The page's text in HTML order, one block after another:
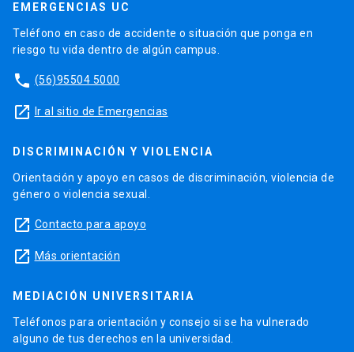
EMERGENCIAS UC
Teléfono en caso de accidente o situación que ponga en
riesgo tu vida dentro de algún campus.
phone (56)95504 5000
launch Ir al sitio de Emergencias
DISCRIMINACIÓN Y VIOLENCIA
Orientación y apoyo en casos de discriminación, violencia de
género o violencia sexual.
launch Contacto para apoyo
launch Más orientación
MEDIACIÓN UNIVERSITARIA
Teléfonos para orientación y consejo si se ha vulnerado
alguno de tus derechos en la universidad.